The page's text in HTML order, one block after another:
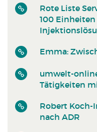
Rote Liste
100
Emma:
umwelt-
Tätigkeiten
Robert
nach ADR